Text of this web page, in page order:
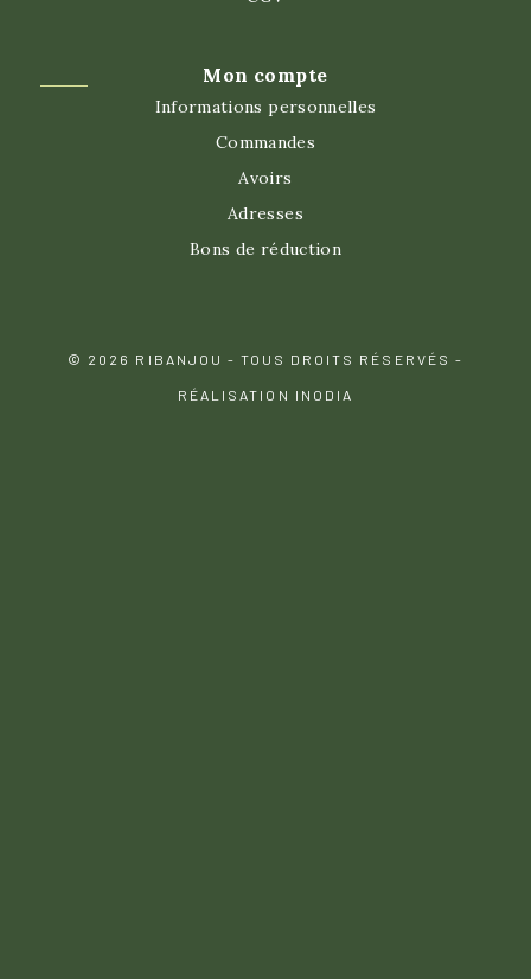
Mon compte
Informations personnelles
Commandes
Avoirs
Adresses
Bons de réduction
© 2026 RIBANJOU - TOUS DROITS RÉSERVÉS -
RÉALISATION INODIA